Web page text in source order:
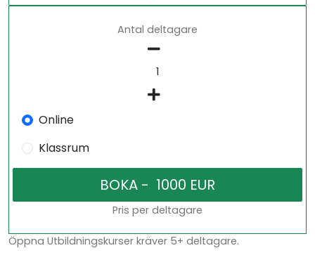
Antal deltagare
Online
Klassrum
Pris per deltagare
Öppna Utbildningskurser kräver 5+ deltagare.